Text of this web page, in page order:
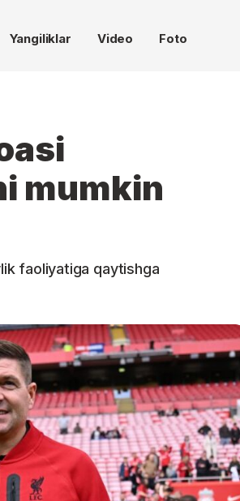
Yangiliklar Video Foto
mumkin
faoliyatiga qaytishga